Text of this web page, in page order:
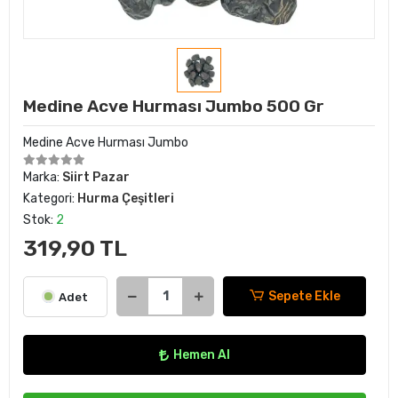
Medine Acve Hurması Jumbo 500 Gr
Medine Acve Hurması Jumbo
Marka: Siirt Pazar
Kategori: Hurma Çeşitleri
Stok: 2
319,90 TL
Adet Sepete Ekle
Hemen Al